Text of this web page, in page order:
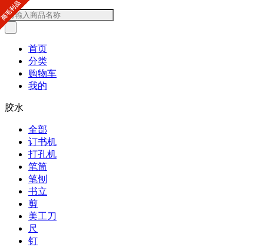
首页
分类
购物车
我的
胶水
全部
订书机
打孔机
笔筒
笔刨
书立
剪
美工刀
尺
钉